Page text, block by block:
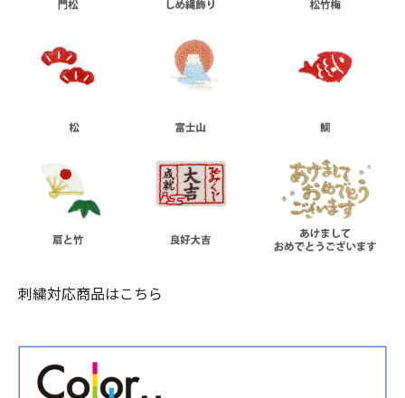
刺繍対応商品はこちら